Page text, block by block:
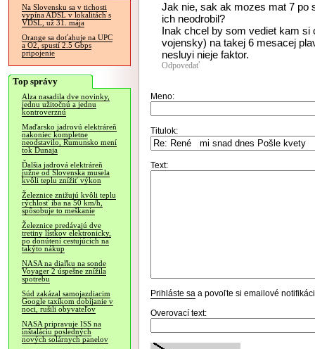
Na Slovensku sa v tichosti
vypína ADSL v lokalitách s
VDSL, už 31. mája
Orange sa doťahuje na UPC
a O2, spustí 2.5 Gbps
pripojenie
Top správy
Alza nasadila dve novinky,
jednu užitočnú a jednu
kontroverznú
Maďarsko jadrovú elektráreň
nakoniec kompletne
neodstavilo, Rumunsko mení
tok Dunaja
Ďalšia jadrová elektráreň
južne od Slovenska musela
kvôli teplu znížiť výkon
Železnice znižujú kvôli teplu
rýchlosť iba na 50 km/h,
spôsobuje to meškanie
Železnice predávajú dve
tretiny lístkov elektronicky,
po donútení cestujúcich na
takýto nákup
NASA na diaľku na sonde
Voyager 2 úspešne znížila
spotrebu
Súd zakázal samojazdiacim
Google taxíkom dobíjanie v
noci, rušili obyvateľov
NASA pripravuje ISS na
inštaláciu posledných
nových solárnych panelov
Jak nie, sak ak mozes mat 7 po
ich neodrobil?
Inak chcel by som vediet kam si
vojensky) na takej 6 mesacej
nesluyi nieje faktor.
Odpovedať
Meno:
Titulok:
Text:
Prihláste sa a povoľte si emailové
Overovací text: